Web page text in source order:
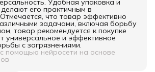
Удобная упаковка и
его практичным в
что товар эффективно
задачами, включая борьбу
товар рекомендуется к покупке
универсальное и эффективное
с загрязнениями.
помощью нейросети на основе